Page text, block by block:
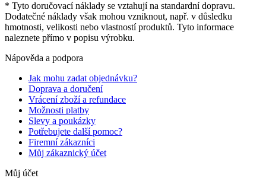
* Tyto doručovací náklady se vztahují na standardní dopravu.
Dodatečné náklady však mohou vzniknout, např. v důsledku
hmotnosti, velikosti nebo vlastností produktů. Tyto informace
naleznete přímo v popisu výrobku.
Nápověda a podpora
Jak mohu zadat objednávku?
Doprava a doručení
Vrácení zboží a refundace
Možnosti platby
Slevy a poukázky
Potřebujete další pomoc?
Firemní zákazníci
Můj zákaznický účet
Můj účet